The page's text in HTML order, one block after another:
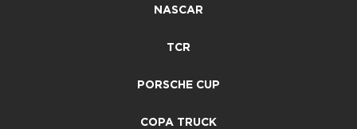
NASCAR
TCR
PORSCHE CUP
COPA TRUCK